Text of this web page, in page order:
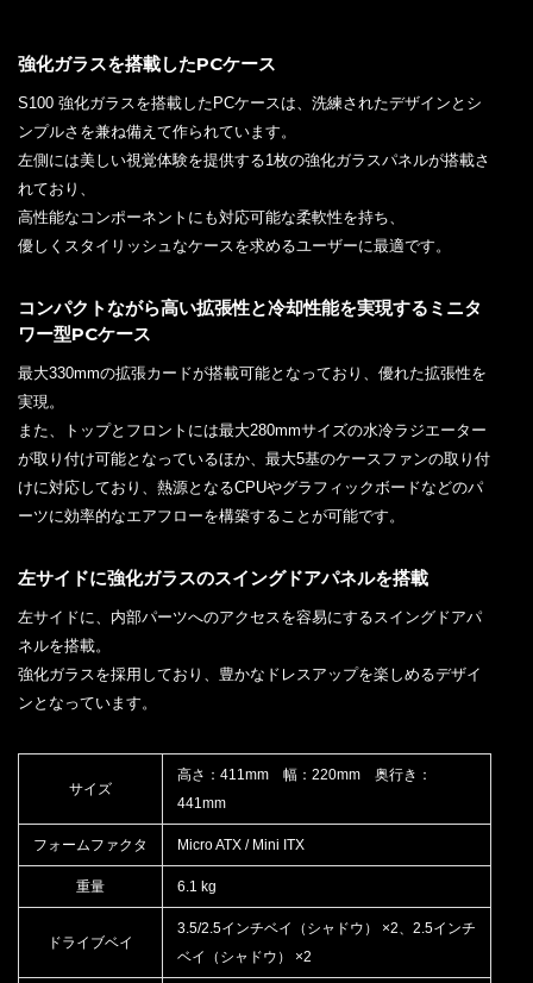
強化ガラスを搭載したPCケース
S100 強化ガラスを搭載したPCケースは、洗練されたデザインとシ
ンプルさを兼ね備えて作られています。
左側には美しい視覚体験を提供する1枚の強化ガラスパネルが搭載さ
れており、
高性能なコンポーネントにも対応可能な柔軟性を持ち、
優しくスタイリッシュなケースを求めるユーザーに最適です。
コンパクトながら高い拡張性と冷却性能を実現するミニタ
ワー型PCケース
最大330mmの拡張カードが搭載可能となっており、優れた拡張性を
実現。
また、トップとフロントには最大280mmサイズの水冷ラジエーター
が取り付け可能となっているほか、最大5基のケースファンの取り付
けに対応しており、熱源となるCPUやグラフィックボードなどのパ
ーツに効率的なエアフローを構築することが可能です。
左サイドに強化ガラスのスイングドアパネルを搭載
左サイドに、内部パーツへのアクセスを容易にするスイングドアパ
ネルを搭載。
強化ガラスを採用しており、豊かなドレスアップを楽しめるデザイ
ンとなっています。
サイズ
高さ：411mm 幅：220mm 奥行き：
441mm
フォームファクタ Micro ATX / Mini ITX
重量 6.1 kg
ドライブベイ
3.5/2.5インチベイ（シャドウ） ×2、2.5インチ
ベイ（シャドウ） ×2